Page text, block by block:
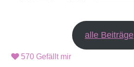
alle Beiträge
570Gefällt mir